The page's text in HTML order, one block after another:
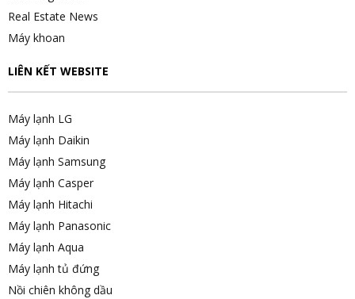
Real Estate News
Máy khoan
LIÊN KẾT WEBSITE
Máy lạnh LG
Máy lạnh Daikin
Máy lạnh Samsung
Máy lạnh Casper
Máy lạnh Hitachi
Máy lạnh Panasonic
Máy lạnh Aqua
Máy lạnh tủ đứng
Nồi chiên không dầu